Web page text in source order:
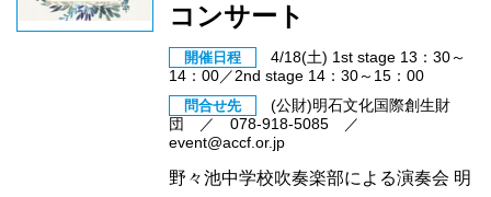
コンサート
開催日程
4/18(土) 1st stage 13：30～
14：00／2nd stage 14：30～15：00
問合せ先
(公財)明石文化国際創生財
団 ／ 078-918-5085 ／
event@accf.or.jp
野々池中学校吹奏楽部による演奏会 明